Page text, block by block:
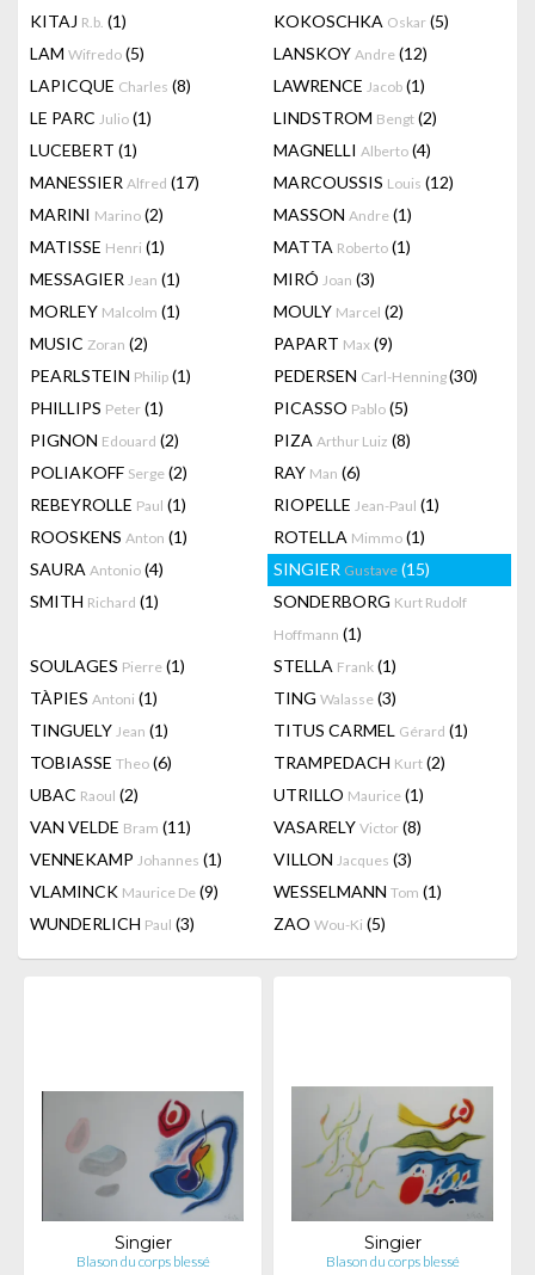
KITAJ R.b. (1) KOKOSCHKA Oskar (5)
LAM Wifredo (5) LANSKOY Andre (12)
LAPICQUE Charles (8) LAWRENCE Jacob (1)
LE PARC Julio (1) LINDSTROM Bengt (2)
LUCEBERT (1) MAGNELLI Alberto (4)
MANESSIER Alfred (17) MARCOUSSIS Louis (12)
MARINI Marino (2) MASSON Andre (1)
MATISSE Henri (1) MATTA Roberto (1)
MESSAGIER Jean (1) MIRÓ Joan (3)
MORLEY Malcolm (1) MOULY Marcel (2)
MUSIC Zoran (2) PAPART Max (9)
PEARLSTEIN Philip (1) PEDERSEN Carl-Henning(30)
PHILLIPS Peter (1) PICASSO Pablo (5)
PIGNON Edouard (2) PIZA Arthur Luiz (8)
POLIAKOFF Serge (2) RAY Man (6)
REBEYROLLE Paul (1) RIOPELLE Jean-Paul (1)
ROOSKENS Anton (1) ROTELLA Mimmo (1)
SAURA Antonio (4) SINGIER Gustave (15)
SMITH Richard (1) SONDERBORG Kurt Rudolf
Hoffmann (1)
SOULAGES Pierre (1) STELLA Frank (1)
TÀPIES Antoni (1) TING Walasse (3)
TINGUELY Jean (1) TITUS CARMEL Gérard (1)
TOBIASSE Theo (6) TRAMPEDACH Kurt (2)
UBAC Raoul (2) UTRILLO Maurice (1)
VAN VELDE Bram (11) VASARELY Victor (8)
VENNEKAMP Johannes (1) VILLON Jacques (3)
VLAMINCK Maurice De (9) WESSELMANN Tom (1)
WUNDERLICH Paul (3) ZAO Wou-Ki (5)
Singier
Blason du corps blessé
Singier
Blason du corps blessé